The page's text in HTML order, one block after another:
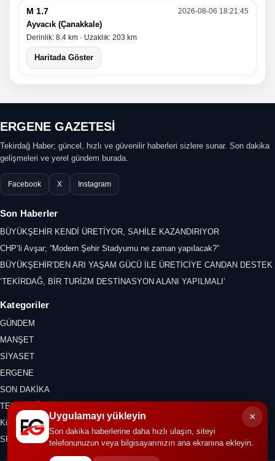
M 1.7 2026-08-06 18:21:45
Ayvacık (Çanakkale)
Derinlik: 8.4 km · Uzaklık: 203 km
Haritada Göster
ERGENE GAZETESİ
Tekirdağ Haber; güncel, hızlı ve güvenilir haberleri sizlere sunar. Son dakika
gelişmeleri ve yerel gündem burada.
Facebook X Instagram
Son Haberler
BÜYÜKŞEHİR KENDİ ÜRETİYOR, SAHİLE KAZANDIRIYOR
CHP’li Avşar; “Modern Şehir Stadyumu ne zaman yapılacak?”
BÜYÜKŞEHİR’DEN ARI YAŞAM GÜCÜ İLE ÜRETİCİYE CANDAN DESTEK
‘TEKİRDAĞ, BİR TURİZM DESTİNASYON ALANI YAPILMALI’
Kategoriler
GÜNDEM
MANŞET
SİYASET
ERGENE
SON DAKİKA
TEKİRDAĞ
Kültür Sanat
SPOR
×
Uygulamayı yükleyin
Son dakika haberlerine daha hızlı ulaşın, siteyi
telefonunuzun veya bilgisayarınızın ana ekranına ekleyin.